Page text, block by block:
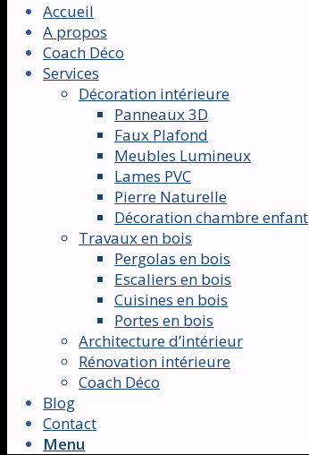
Accueil
A propos
Coach Déco
Services
Décoration intérieure
Panneaux 3D
Faux Plafond
Meubles Lumineux
Lames PVC
Pierre Naturelle
Décoration chambre enfant
Travaux en bois
Pergolas en bois
Escaliers en bois
Cuisines en bois
Portes en bois
Architecture d’intérieur
Rénovation intérieure
Coach Déco
Blog
Contact
Menu